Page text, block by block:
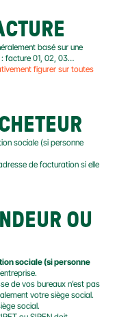
basé sur une
: facture 01, 02, 03…
figurer sur toutes
sociale (si personne
de facturation si elle
OU
sociale (si personne
de vos bureaux n’est pas
votre siège social.
social.